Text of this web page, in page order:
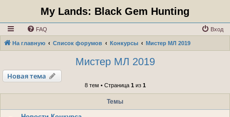
My Lands: Black Gem Hunting
FAQ Вход
На главную Список форумов Конкурсы Мистер МЛ 2019
Мистер МЛ 2019
Новая тема
8 тем • Страница 1из 1
Темы